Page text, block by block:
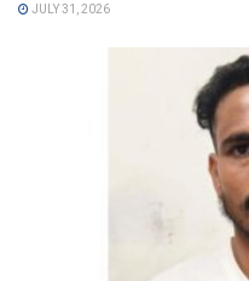
JULY 31, 2026